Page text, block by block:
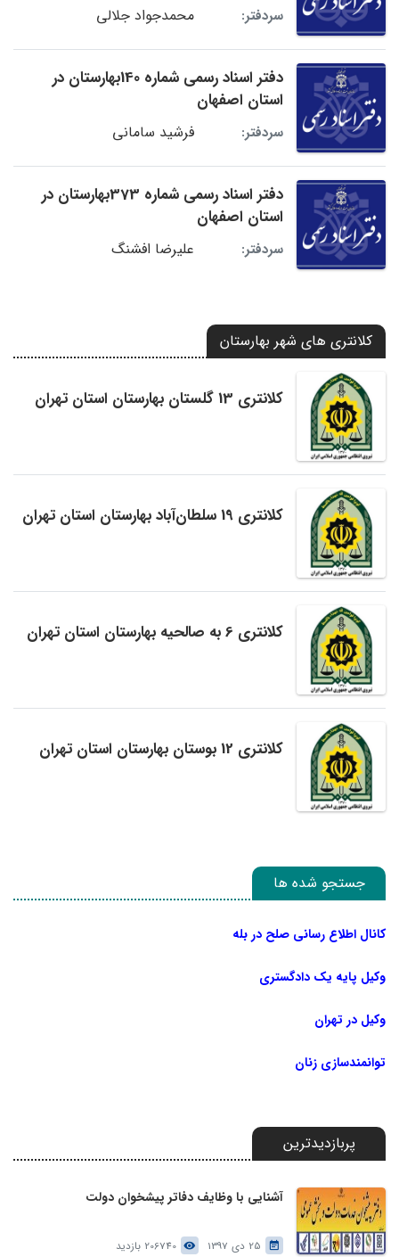
سردفتر: محمدجواد جلالی
دفتر اسناد رسمی شماره 140بهارستان در
استان اصفهان
سردفتر: فرشید سامانی
دفتر اسناد رسمی شماره 373بهارستان در
استان اصفهان
سردفتر: علیرضا افشنگ
کلانتری های شهر بهارستان
کلانتری 13 گلستان بهارستان استان تهران
کلانتری 19 سلطان‌آباد بهارستان استان تهران
کلانتری 6 به صالحیه بهارستان استان تهران
کلانتری 12 بوستان بهارستان استان تهران
جستجو شده ها
کانال اطلاع رسانی صلح در بله
وکیل پایه یک دادگستری
وکیل در تهران
توانمندسازی زنان
پربازدیدترین
آشنایی با وظایف دفاتر پیشخوان دولت
25 دی 1397 206740 بازدید